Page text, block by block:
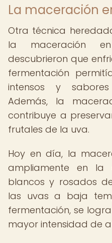
La maceración
Otra técnica
la maceración
descubrieron que
fermentación
intensos y
Además, la
contribuye a
frutales de la uva.
Hoy en día, la
ampliamente en la
blancos y rosados
las uvas a baja
fermentación, se
mayor intensidad de